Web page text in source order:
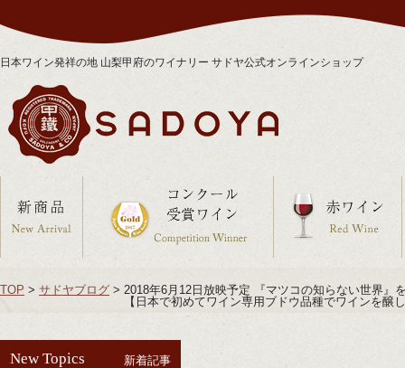
日本ワイン発祥の地 山梨甲府のワイナリー サドヤ公式オンラインショップ
TOP > サドヤブログ > 2018年6月12日放映予定 『マツコの知らない世界』
【日本で初めてワイン専用ブドウ品種でワインを醸
New Topics 新着記事